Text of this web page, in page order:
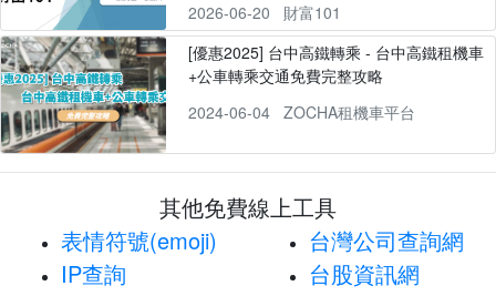
2026-06-20
財富101
[優惠2025] 台中高鐵轉乘 - 台中高鐵租機車
+公車轉乘交通免費完整攻略
2024-06-04
ZOCHA租機車平台
其他免費線上工具
表情符號(emoji)
IP查詢
台灣公司查詢網
台股資訊網